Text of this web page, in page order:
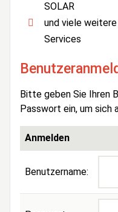
SOLAR
und viele
Services
Bitte geben Sie Ihren
Passwort ein, um sich
Anmelden
Benutzername: